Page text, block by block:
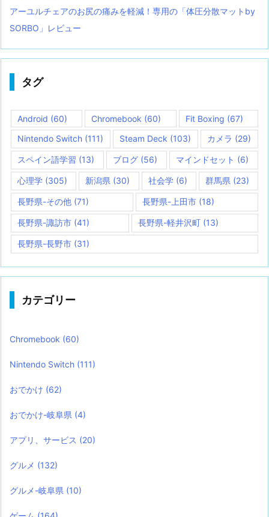
アーユルチェアのお尻の痛みを軽減！専用の「体圧分散マットby
SORBO」レビュー
タグ
Android (60) Chromebook (60) Fit Boxing (67)
Nintendo Switch (111) Steam Deck (103) カメラ (29)
スペイン語学習 (13) ブログ (56) マインドセット (6)
心理学 (305) 新潟県 (30) 社会学(6) 群馬県 (23)
長野県-その他 (71) 長野県-上田市(18)
長野県-諏訪市 (41) 長野県-軽井沢町 (13)
長野県-長野市 (31)
カテゴリー
Chromebook (60)
Nintendo Switch (111)
おでかけ (62)
おでかけ-岐阜県 (4)
アプリ、サービス (20)
グルメ (132)
グルメ-岐阜県 (10)